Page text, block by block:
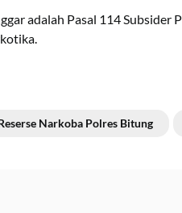
adalah Pasal 114 Subsider
Narkoba Polres Bitung